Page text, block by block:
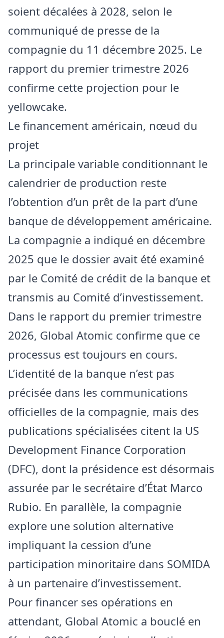
soient décalées à 2028, selon le
communiqué de presse de la
compagnie du 11 décembre 2025. Le
rapport du premier trimestre 2026
confirme cette projection pour le
yellowcake.
Le financement américain, nœud du
projet
La principale variable conditionnant le
calendrier de production reste
l’obtention d’un prêt de la part d’une
banque de développement américaine.
La compagnie a indiqué en décembre
2025 que le dossier avait été examiné
par le Comité de crédit de la banque et
transmis au Comité d’investissement.
Dans le rapport du premier trimestre
2026, Global Atomic confirme que ce
processus est toujours en cours.
L’identité de la banque n’est pas
précisée dans les communications
officielles de la compagnie, mais des
publications spécialisées citent la US
Development Finance Corporation
(DFC), dont la présidence est désormais
assurée par le secrétaire d’État Marco
Rubio. En parallèle, la compagnie
explore une solution alternative
impliquant la cession d’une
participation minoritaire dans SOMIDA
à un partenaire d’investissement.
Pour financer ses opérations en
attendant, Global Atomic a bouclé en